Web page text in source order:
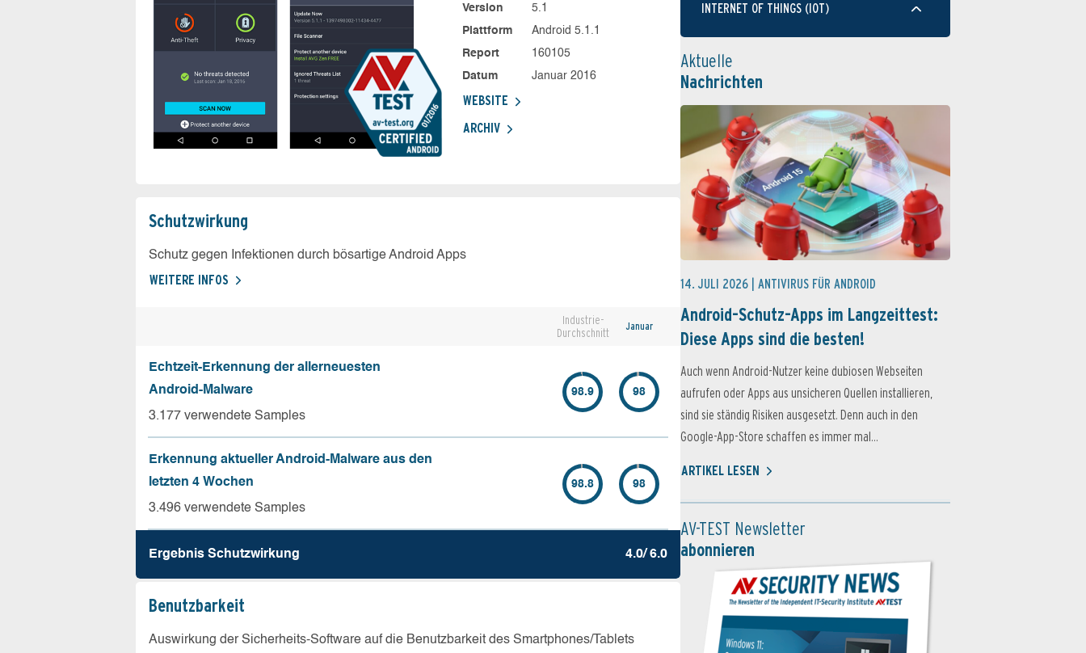
Version
5.1
Plattform
Android 5.1.1
Report
160105
Datum
Januar 2016
WEBSITE
ARCHIV
Schutz­wirkung
Schutz gegen Infektionen durch bösartige Android Apps
WEITERE INFOS
Industrie-
Durchschnitt
Januar
Echtzeit-Erkennung der allerneuesten
Android-Malware
3.177 verwendete Samples
98.9 98
Erkennung aktueller Android-Malware aus den
letzten 4 Wochen
3.496 verwendete Samples
98.8 98
Ergebnis Schutz­wirkung 4.0/ 6.0
Benutz­barkeit
Auswirkung der Sicherheits-Software auf die Benutzbarkeit des Smartphones/Tablets
INTERNET OF THINGS (IOT)
Aktuelle
Nachrichten
14. JULI 2026 | ANTIVIRUS FÜR ANDROID
Android-Schutz-Apps im Langzeittest:
Diese Apps sind die besten!
Auch wenn Android-Nutzer keine dubiosen Webseiten
aufrufen oder Apps aus unsicheren Quellen installieren,
sind sie ständig Risiken ausgesetzt. Denn auch in den
Google-App-Store schaffen es immer mal...
ARTIKEL LESEN
AV-TEST Newsletter
abonnieren